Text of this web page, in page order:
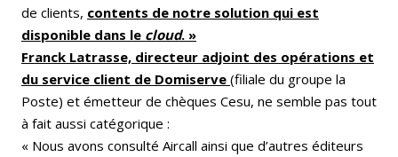
de clients, contents de notre solution qui est
disponible dans le cloud. »
Franck Latrasse, directeur adjoint des opérations et
du service client de Domiserve (filiale du groupe la
Poste) et émetteur de chèques Cesu, ne semble pas tout
à fait aussi catégorique :
« Nous avons consulté Aircall ainsi que d’autres éditeurs